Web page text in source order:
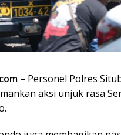
– Personel Polres
aksi unjuk rasa